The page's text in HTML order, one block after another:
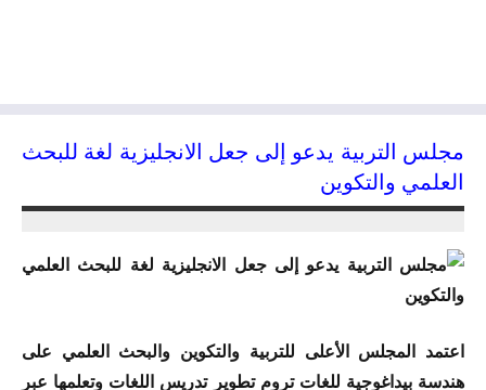
مجلس التربية يدعو إلى جعل الانجليزية لغة للبحث
العلمي والتكوين
اعتمد المجلس الأعلى للتربية والتكوين والبحث العلمي على
هندسة بيداغوجية للغات تروم تطوير تدريس اللغات وتعلمها عبر